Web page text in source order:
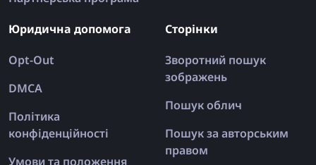
Юридична допомога
Opt-Out
DMCA
Політика
конфіденційності
Умови та положення
Сторінки
Зворотний пошук
зображень
Пошук облич
Пошук за авторським
правом